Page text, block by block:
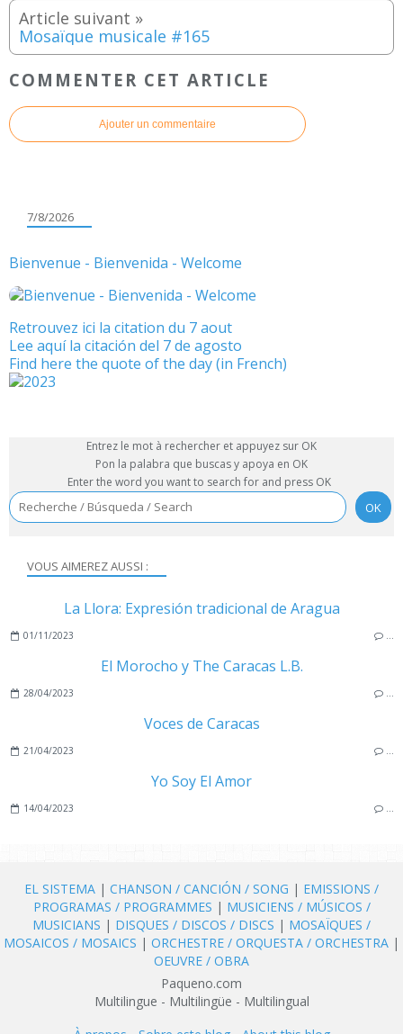
Mosaïque musicale #165
COMMENTER CET ARTICLE
Ajouter un commentaire
VOUS AIMEREZ AUSSI :
La Llora: Expresión tradicional de Aragua
01/11/2023 …
El Morocho y The Caracas L.B.
28/04/2023 …
Voces de Caracas
21/04/2023 …
Yo Soy El Amor
14/04/2023 …
7/8/2026
Bienvenue - Bienvenida - Welcome
Retrouvez ici la citation du 7 aout
Lee aquí la citación del 7 de agosto
Find here the quote of the day (in French)
Entrez le mot à rechercher et appuyez sur OK
Pon la palabra que buscas y apoya en OK
Enter the word you want to search for and press OK
EL SISTEMA | CHANSON / CANCIÓN / SONG | EMISSIONS /
PROGRAMAS / PROGRAMMES | MUSICIENS / MÚSICOS /
MUSICIANS | DISQUES / DISCOS / DISCS | MOSAÏQUES /
MOSAICOS / MOSAICS | ORCHESTRE / ORQUESTA / ORCHESTRA |
OEUVRE / OBRA
Paqueno.com
Multilingue - Multilingüe - Multilingual